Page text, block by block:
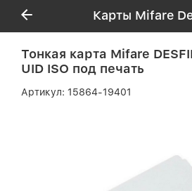
Карты Mifare
Тонкая карта Mifare
UID ISO под печать
Артикул: 15864-19401